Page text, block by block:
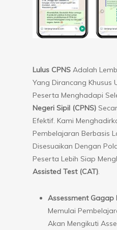
Lulus CPNS Adalah
Yang Dirancang Khusus
Peserta Menghadapi
Negeri Sipil (CPNS)
Efektif. Kami
Pembelajaran Berbasis
Disesuaikan Dengan
Peserta Lebih Siap
Assisted Test (CAT).
Assessment Gagap
Memulai
Akan Mengikuti